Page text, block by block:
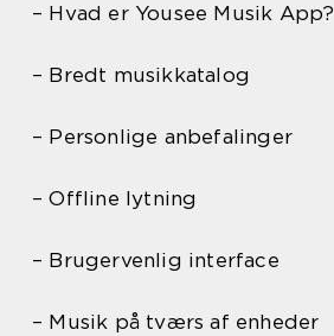
– Hvad er Yousee Musik App?
– Bredt musikkatalog
– Personlige anbefalinger
– Offline lytning
– Brugervenlig interface
– Musik på tværs af enheder